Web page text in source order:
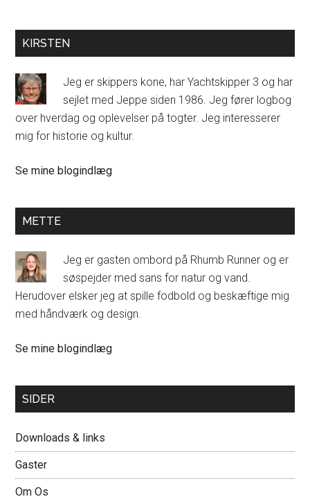
KIRSTEN
Jeg er skippers kone, har Yachtskipper 3 og har
sejlet med Jeppe siden 1986. Jeg fører logbog
over hverdag og oplevelser på togter. Jeg interesserer
mig for historie og kultur.
Kirsten
Se mine blogindlæg
METTE
Jeg er gasten ombord på Rhumb Runner og er
søspejder med sans for natur og vand.
Herudover elsker jeg at spille fodbold og beskæftige mig
med håndværk og design.
Mette:
Se mine blogindlæg
SIDER
Downloads & links
Gaster
Om Os